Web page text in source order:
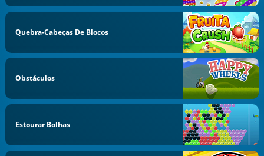
Quebra-Cabeças De Blocos
Obstáculos
Estourar Bolhas